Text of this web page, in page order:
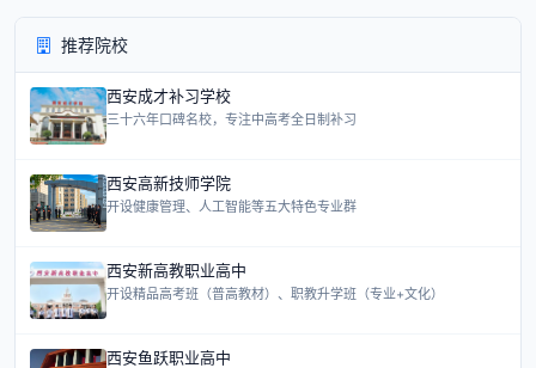
推荐院校
西安成才补习学校
三十六年口碑名校，专注中高考全日制补习
西安高新技师学院
开设健康管理、人工智能等五大特色专业群
西安新高教职业高中
开设精品高考班（普高教材）、职教升学班（专业+文化）
西安鱼跃职业高中